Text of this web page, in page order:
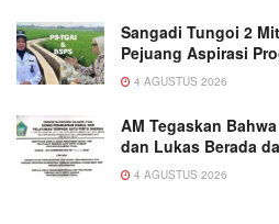
Sangadi Tungoi 2
Pejuang Aspirasi
4 AGUSTUS 2026
AM Tegaskan
dan Lukas Berada
4 AGUSTUS 2026